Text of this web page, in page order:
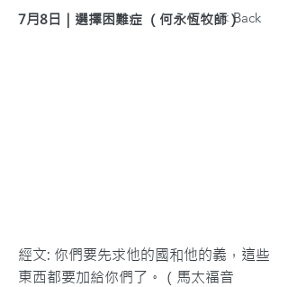
7月8日｜選擇困難症 （何永恆牧師）< Back
經文: 你們要先求他的國和他的義，這些
東西都要加給你們了。（馬太福音